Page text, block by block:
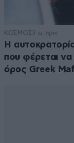
ΚΟΣΜΟΣ3 ω. πριν
Η
που φέρεται να
όρος Greek